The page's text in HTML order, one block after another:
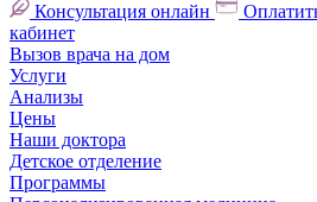
Консультация онлайн
кабинет
Вызов врача на дом
Услуги
Анализы
Цены
Наши доктора
Детское отделение
Программы